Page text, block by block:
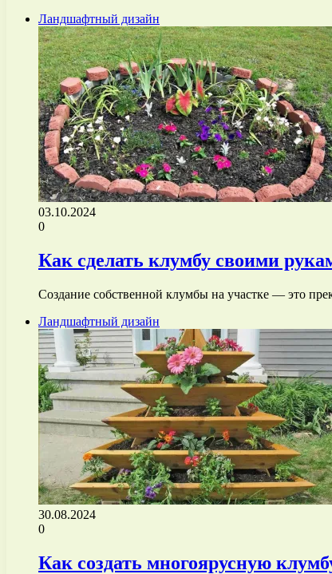
Ландшафтный дизайн
03.10.2024
0
Как сделать клумбу своими
Создание собственной клумбы на участке — это
Ландшафтный дизайн
30.08.2024
0
Как создать многоярусную